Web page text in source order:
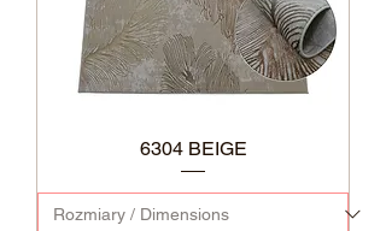
6304 BEIGE